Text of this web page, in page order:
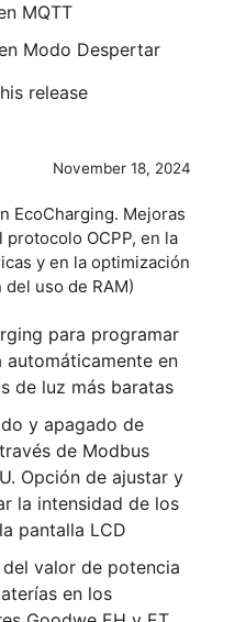
MQTT
Modo Despertar
release
November 18, 2024
EcoCharging. Mejoras
OCPP, en la
y en la optimización
uso de RAM)
para programar
automáticamente en
de luz más baratas
y apagado de
de Modbus
Opción de ajustar y
la intensidad de los
pantalla LCD
valor de potencia
en los